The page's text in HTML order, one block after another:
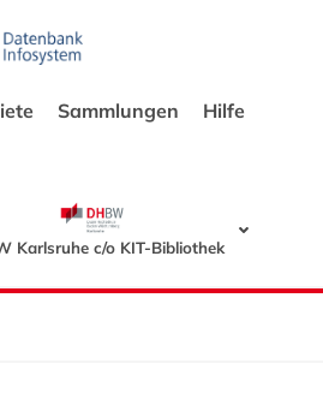
Sammlungen Hilfe
Karlsruhe c/o KIT-Bibliothek